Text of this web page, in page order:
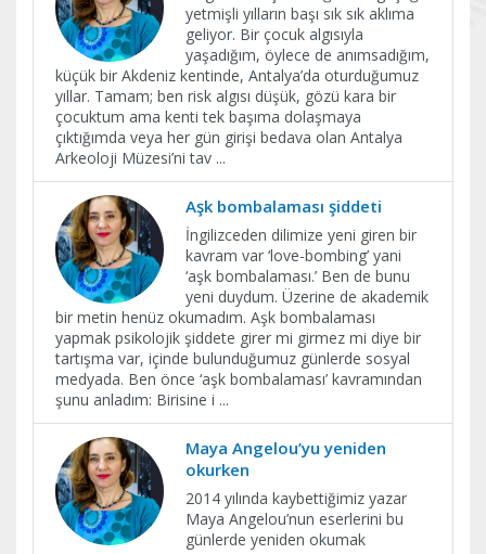
yetmişli yılların başı sık sık aklıma
geliyor. Bir çocuk algısıyla
yaşadığım, öylece de anımsadığım,
küçük bir Akdeniz kentinde, Antalya’da oturduğumuz
yıllar. Tamam; ben risk algısı düşük, gözü kara bir
çocuktum ama kenti tek başıma dolaşmaya
çıktığımda veya her gün girişi bedava olan Antalya
Arkeoloji Müzesi’ni tav ...
Aşk bombalaması şiddeti
İngilizceden dilimize yeni giren bir
kavram var ‘love-bombing’ yani
‘aşk bombalaması.’ Ben de bunu
yeni duydum. Üzerine de akademik
bir metin henüz okumadım. Aşk bombalaması
yapmak psikolojik şiddete girer mi girmez mi diye bir
tartışma var, içinde bulunduğumuz günlerde sosyal
medyada. Ben önce ‘aşk bombalaması’ kavramından
şunu anladım: Birisine i ...
Maya Angelou’yu yeniden
okurken
2014 yılında kaybettiğimiz yazar
Maya Angelou’nun eserlerini bu
günlerde yeniden okumak